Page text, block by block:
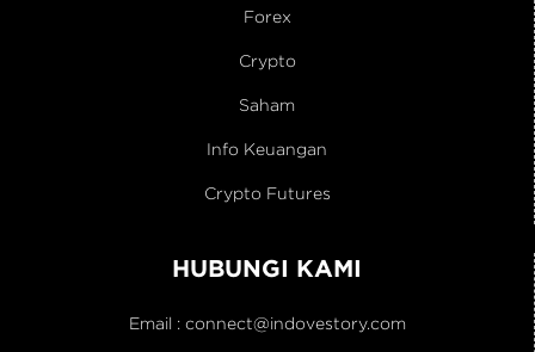
Forex
Crypto
Saham
Info Keuangan
Crypto Futures
HUBUNGI KAMI
Email : connect@indovestory.com